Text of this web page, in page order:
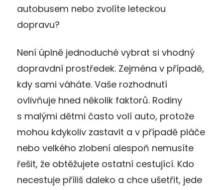
autobusem nebo zvolíte leteckou
dopravu?
Není úplně jednoduché vybrat si vhodný
dopravdní prostředek. Zejména v případě,
kdy sami váháte. Vaše rozhodnutí
ovlivňuje hned několik faktorů. Rodiny
s malými dětmi často volí auto, protože
mohou kdykoliv zastavit a v případě pláče
nebo velkého zlobení alespoň nemusíte
řešit, že obtěžujete ostatní cestující. Kdo
necestuje příliš daleko a chce ušetřit, jede